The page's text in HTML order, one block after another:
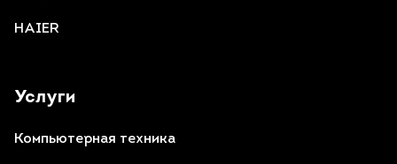
Услуги
Компьютерная техника
HAIER